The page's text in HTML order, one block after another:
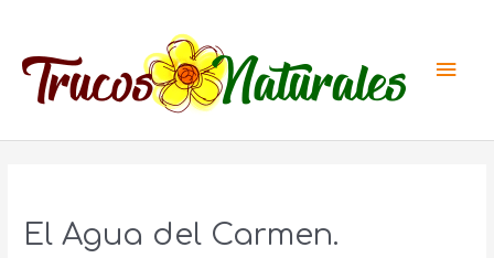
contenido
El Agua del Carmen.